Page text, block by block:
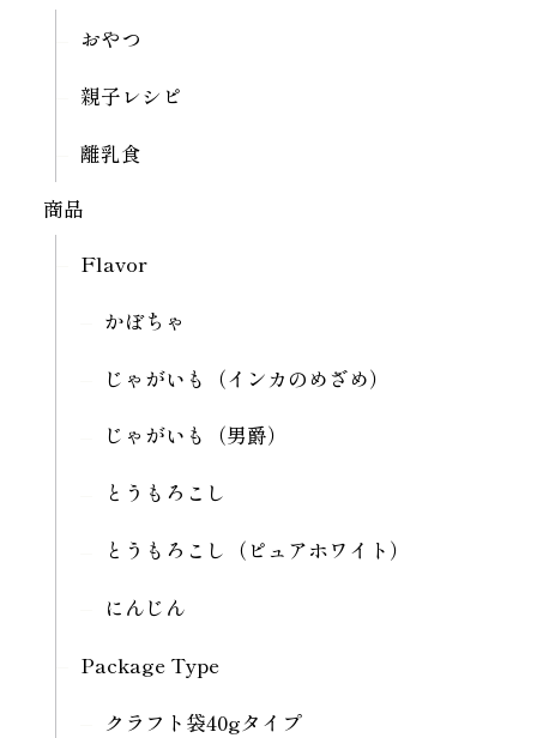
おやつ
親子レシピ
離乳食
商品
Flavor
かぼちゃ
じゃがいも（インカのめざめ）
じゃがいも（男爵）
とうもろこし
とうもろこし（ピュアホワイト）
にんじん
Package Type
クラフト袋40gタイプ